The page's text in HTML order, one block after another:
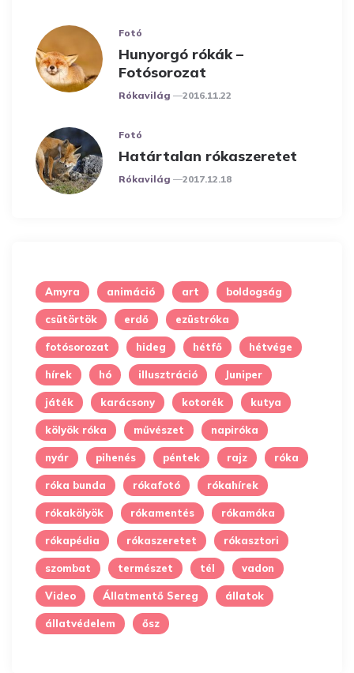
Fotó
Hunyorgó rókák –
Fotósorozat
Posted
Rókavilág 2016.11.22
Fotó
Határtalan rókaszeretet
Posted
Rókavilág 2017.12.18
Amyra animáció art boldogság
csütörtök erdő ezüstróka
fotósorozat hideg hétfő hétvége
hírek hó illusztráció Juniper
játék karácsony kotorék kutya
kölyök róka művészet napiróka
nyár pihenés péntek rajz róka
róka bunda rókafotó rókahírek
rókakölyök rókamentés rókamóka
rókapédia rókaszeretet rókasztori
szombat természet tél vadon
Video Állatmentő Sereg állatok
állatvédelem ősz